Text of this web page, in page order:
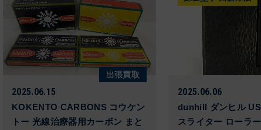
出張買取
2025.06.15
KOKENTO CARBONS コウケン
トー 光線治療器用カーボン まと
2025.06.06
dunhill ダンヒル
スライター ローラ